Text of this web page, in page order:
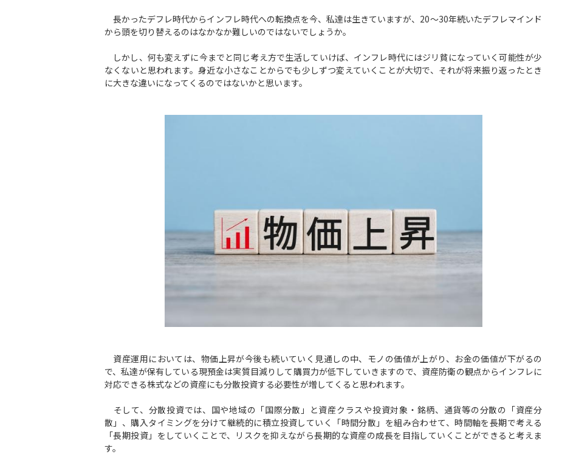
長かったデフレ時代からインフレ時代への転換点を今、私達は生きていますが、20～30年続いたデフレマインド
から頭を切り替えるのはなかなか難しいのではないでしょうか。
しかし、何も変えずに今までと同じ考え方で生活していけば、インフレ時代にはジリ貧になっていく可能性が少
なくないと思われます。身近な小さなことからでも少しずつ変えていくことが大切で、それが将来振り返ったとき
に大きな違いになってくるのではないかと思います。
資産運用においては、物価上昇が今後も続いていく見通しの中、モノの価値が上がり、お金の価値が下がるの
で、私達が保有している現預金は実質目減りして購買力が低下していきますので、資産防衛の観点からインフレに
対応できる株式などの資産にも分散投資する必要性が増してくると思われます。
そして、分散投資では、国や地域の「国際分散」と資産クラスや投資対象・銘柄、通貨等の分散の「資産分
散」、購入タイミングを分けて継続的に積立投資していく「時間分散」を組み合わせて、時間軸を長期で考える
「長期投資」をしていくことで、リスクを抑えながら長期的な資産の成長を目指していくことができると考えま
す。